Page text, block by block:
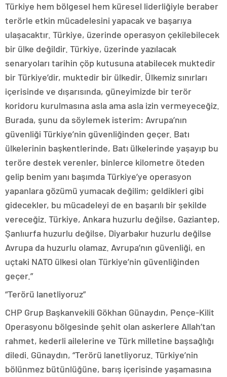
Türkiye hem bölgesel hem küresel liderliğiyle beraber
terörle etkin mücadelesini yapacak ve başarıya
ulaşacaktır. Türkiye, üzerinde operasyon çekilebilecek
bir ülke değildir. Türkiye, üzerinde yazılacak
senaryoları tarihin çöp kutusuna atabilecek muktedir
bir Türkiye’dir, muktedir bir ülkedir. Ülkemiz sınırları
içerisinde ve dışarısında, güneyimizde bir terör
koridoru kurulmasına asla ama asla izin vermeyeceğiz.
Burada, şunu da söylemek isterim: Avrupa’nın
güvenliği Türkiye’nin güvenliğinden geçer. Batı
ülkelerinin başkentlerinde, Batı ülkelerinde yaşayıp bu
teröre destek verenler, binlerce kilometre öteden
gelip benim yanı başımda Türkiye’ye operasyon
yapanlara gözümü yumacak değilim; geldikleri gibi
gidecekler, bu mücadeleyi de en başarılı bir şekilde
vereceğiz. Türkiye, Ankara huzurlu değilse, Gaziantep,
Şanlıurfa huzurlu değilse, Diyarbakır huzurlu değilse
Avrupa da huzurlu olamaz. Avrupa’nın güvenliği, en
uçtaki NATO ülkesi olan Türkiye’nin güvenliğinden
geçer.”
“Terörü lanetliyoruz”
CHP Grup Başkanvekili Gökhan Günaydın, Pençe-Kilit
Operasyonu bölgesinde şehit olan askerlere Allah’tan
rahmet, kederli ailelerine ve Türk milletine başsağlığı
diledi. Günaydın, “Terörü lanetliyoruz. Türkiye’nin
bölünmez bütünlüğüne, barış içerisinde yaşamasına